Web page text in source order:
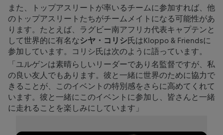
また、トップアスリートが率いるチームに参加すれば、他
のトップアスリートたちがチームメイトになる可能性があ
ります。たとえば、ラグビー南アフリカ代表キャプテンと
して世界的に有名なシヤ・コリシ氏はKloppo & Friendsに
参加しています。コリシ氏は次のように語っています。
「ユルゲンは素晴らしいリーダーであり名監督ですが、私
の良い友人でもあります。彼と一緒に世界のために協力で
きることが、このイベントの特別感をさらに高めてくれて
います。彼と一緒にこのイベントに参加し、皆さんと一緒
に走れることを楽しみにしています」